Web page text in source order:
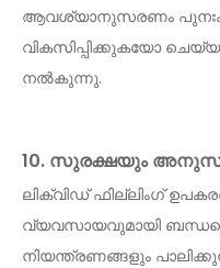
ആവശ്യാനുസരണം
വികസിപ്പിക്കുകയോ
നൽകുന്നു.
10. സുരക്ഷയും
ലിക്വിഡ് ഫില്ലിംഗ്
വ്യവസായവുമായി
നിയന്ത്രണങ്ങളും